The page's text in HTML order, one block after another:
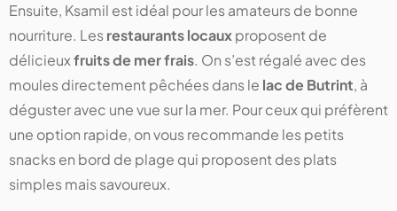
Ensuite, Ksamil est idéal pour les amateurs de bonne
nourriture. Lesrestaurants locauxproposent de
délicieuxfruits de mer frais. On s’est régalé avec des
moules directement pêchées dans le lac de Butrint, à
déguster avec une vue sur la mer. Pour ceux qui préfèrent
une option rapide, on vous recommande les petits
snacks en bord de plage qui proposent des plats
simples mais savoureux.